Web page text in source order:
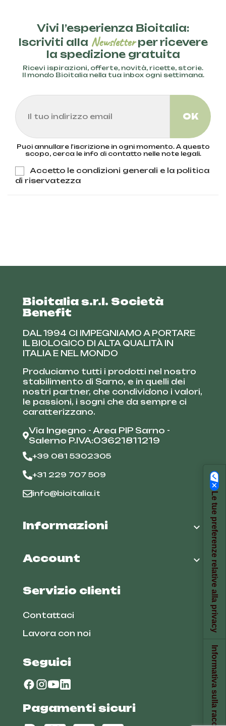
Vivi l’esperienza Bioitalia:
Iscriviti alla Newsletterper ricevere
la spedizione gratuita
Ricevi ispirazioni, offerte, novità, ricette, storie.
Il mondo Bioitalia nella tua inbox ogni settimana.
Puoi annullare l'iscrizione in ogni momento. A questo
scopo, cerca le info di contatto nelle note legali.
Accetto le condizioni generali e la politica
di riservatezza
Bioitalia s.r.l. Società
Benefit
DAL 1994 CI IMPEGNIAMO A PORTARE
IL BIOLOGICO DI ALTA QUALITÀ IN
ITALIA E NEL MONDO
Produciamo tutti i prodotti nel nostro
stabilimento di Sarno, e in quelli dei
nostri partner, che condividono i valori,
le passioni, i sogni che da sempre ci
caratterizzano.
Via Ingegno - Area PIP Sarno -
Salerno P.IVA:03621811219
+39 081 5302305
+31 229 707 509
info@bioitalia.it
Informazioni 
Account 
Servizio clienti
Contattaci
Lavora con noi
Seguici
Pagamenti sicuri
Le tue preferenze relative alla privacy
Informativa sulla raccolta